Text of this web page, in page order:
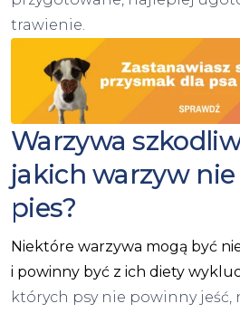
trawienie.
Warzywa
jakich warzyw
pies?
Niektóre warzywa mogą być
i powinny być z ich diety
których psy nie powinny jeść,